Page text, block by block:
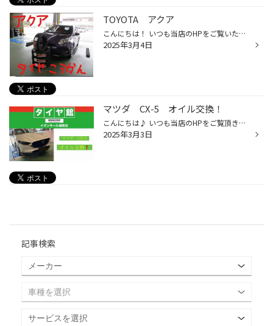
TOYOTA アクア
こんにちは！ いつも当店のHPをご覧いただきありがとうございます♪ 今日、紹介する作業はコチラ！ タイヤの製造年数が17年で約７年ほど経過していて、タイヤのゴムも硬く、 スタッドレスタイヤとしての使用は厳しいため、交換となりました！ 交換するタイヤはコチラ！ ブリヂストンのスタッドレスタ...
2025年3月4日
マツダ CX-5 オイル交換！
こんにちは♪ いつも当店のHPをご覧頂きありがとうございます！ 本日ご紹介するのは マツダ CX-5 オイル交換です！ ↑ まずはオイルを抜きます！ 今回はオイルのみ交換です ↑ オイルを抜いた後は 新しいオイルを注入！ オイルを入れたらエンジンをかけ オイルを回します！ 最後にレベルゲージを確認し...
2025年3月3日
記事検索